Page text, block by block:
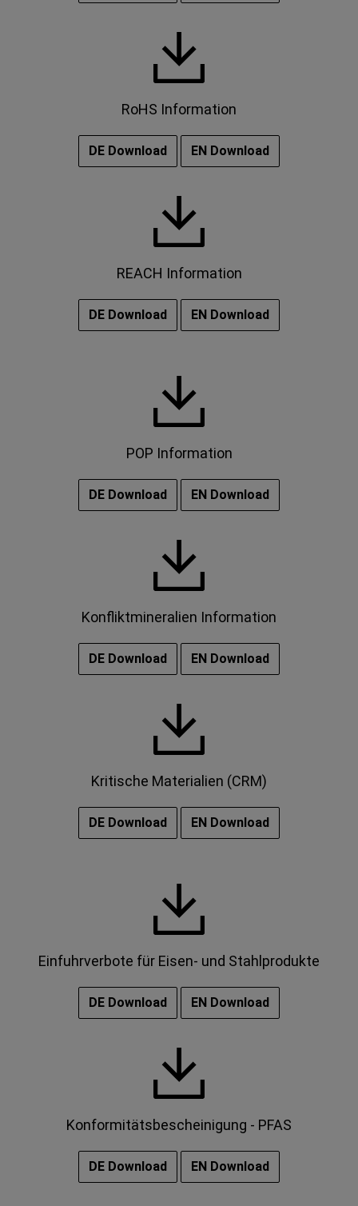
RoHS Information
DE Download EN Download
REACH Information
DE Download EN Download
POP Information
DE Download EN Download
Konfliktmineralien Information
DE Download EN Download
Kritische Materialien (CRM)
DE Download EN Download
Einfuhrverbote für Eisen- und Stahlprodukte
DE Download EN Download
Konformitätsbescheinigung - PFAS
DE Download EN Download